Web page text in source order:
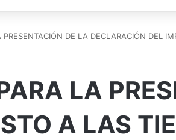
DE LA DECLARACIÓN DEL
LA
A LAS